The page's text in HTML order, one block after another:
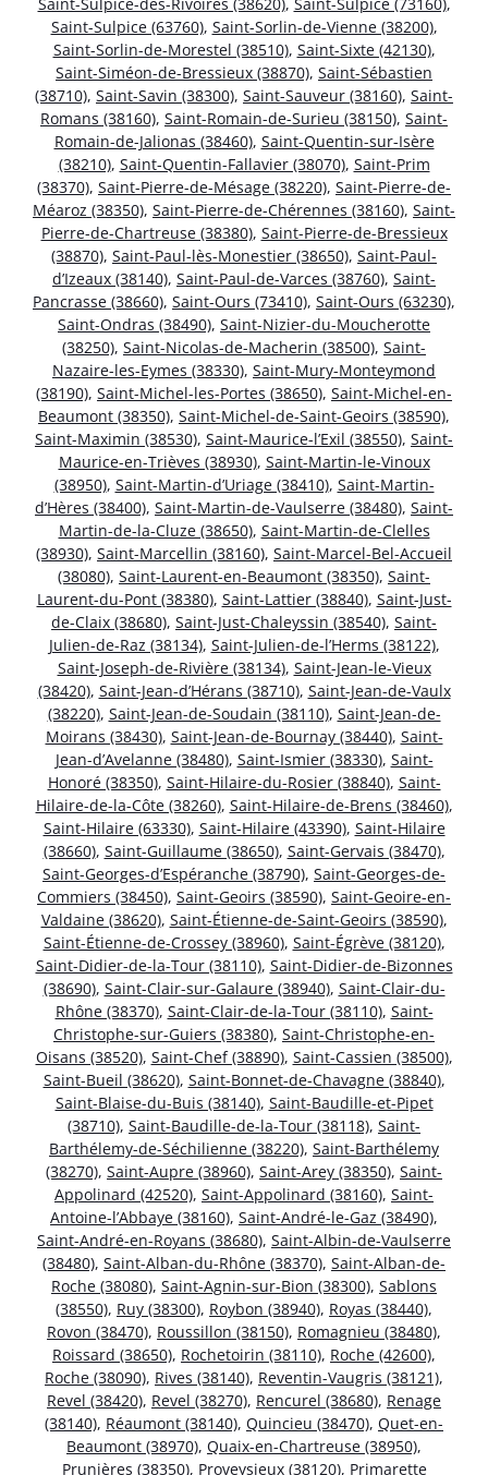
Saint-Sulpice (63760), Saint-Sorlin-de-Vienne (38200),
Saint-Sorlin-de-Morestel (38510), Saint-Sixte (42130),
Saint-Siméon-de-Bressieux (38870), Saint-Sébastien
(38710), Saint-Savin (38300), Saint-Sauveur (38160), Saint-
Romans (38160), Saint-Romain-de-Surieu (38150), Saint-
Romain-de-Jalionas (38460), Saint-Quentin-sur-Isère
(38210), Saint-Quentin-Fallavier (38070), Saint-Prim
(38370), Saint-Pierre-de-Mésage (38220), Saint-Pierre-de-
Méaroz (38350), Saint-Pierre-de-Chérennes (38160), Saint-
Pierre-de-Chartreuse (38380), Saint-Pierre-de-Bressieux
(38870), Saint-Paul-lès-Monestier (38650), Saint-Paul-
d’Izeaux (38140), Saint-Paul-de-Varces (38760), Saint-
Pancrasse (38660), Saint-Ours (73410), Saint-Ours (63230),
Saint-Ondras (38490), Saint-Nizier-du-Moucherotte
(38250), Saint-Nicolas-de-Macherin (38500), Saint-
Nazaire-les-Eymes (38330), Saint-Mury-Monteymond
(38190), Saint-Michel-les-Portes (38650), Saint-Michel-en-
Beaumont (38350), Saint-Michel-de-Saint-Geoirs (38590),
Saint-Maximin (38530), Saint-Maurice-l’Exil (38550), Saint-
Maurice-en-Trièves (38930), Saint-Martin-le-Vinoux
(38950), Saint-Martin-d’Uriage (38410), Saint-Martin-
d’Hères (38400), Saint-Martin-de-Vaulserre (38480), Saint-
Martin-de-la-Cluze (38650), Saint-Martin-de-Clelles
(38930), Saint-Marcellin (38160), Saint-Marcel-Bel-Accueil
(38080), Saint-Laurent-en-Beaumont (38350), Saint-
Laurent-du-Pont (38380), Saint-Lattier (38840), Saint-Just-
de-Claix (38680), Saint-Just-Chaleyssin (38540), Saint-
Julien-de-Raz (38134), Saint-Julien-de-l’Herms (38122),
Saint-Joseph-de-Rivière (38134), Saint-Jean-le-Vieux
(38420), Saint-Jean-d’Hérans (38710), Saint-Jean-de-Vaulx
(38220), Saint-Jean-de-Soudain (38110), Saint-Jean-de-
Moirans (38430), Saint-Jean-de-Bournay (38440), Saint-
Jean-d’Avelanne (38480), Saint-Ismier (38330), Saint-
Honoré (38350), Saint-Hilaire-du-Rosier (38840), Saint-
Hilaire-de-la-Côte (38260), Saint-Hilaire-de-Brens (38460),
Saint-Hilaire (63330), Saint-Hilaire (43390), Saint-Hilaire
(38660), Saint-Guillaume (38650), Saint-Gervais (38470),
Saint-Georges-d’Espéranche (38790), Saint-Georges-de-
Commiers (38450), Saint-Geoirs (38590), Saint-Geoire-en-
Valdaine (38620), Saint-Étienne-de-Saint-Geoirs (38590),
Saint-Étienne-de-Crossey (38960), Saint-Égrève (38120),
Saint-Didier-de-la-Tour (38110), Saint-Didier-de-Bizonnes
(38690), Saint-Clair-sur-Galaure (38940), Saint-Clair-du-
Rhône (38370), Saint-Clair-de-la-Tour (38110), Saint-
Christophe-sur-Guiers (38380), Saint-Christophe-en-
Oisans (38520), Saint-Chef (38890), Saint-Cassien (38500),
Saint-Bueil (38620), Saint-Bonnet-de-Chavagne (38840),
Saint-Blaise-du-Buis (38140), Saint-Baudille-et-Pipet
(38710), Saint-Baudille-de-la-Tour (38118), Saint-
Barthélemy-de-Séchilienne (38220), Saint-Barthélemy
(38270), Saint-Aupre (38960), Saint-Arey (38350), Saint-
Appolinard (42520), Saint-Appolinard (38160), Saint-
Antoine-l’Abbaye (38160), Saint-André-le-Gaz (38490),
Saint-André-en-Royans (38680), Saint-Albin-de-Vaulserre
(38480), Saint-Alban-du-Rhône (38370), Saint-Alban-de-
Roche (38080), Saint-Agnin-sur-Bion (38300), Sablons
(38550), Ruy (38300), Roybon (38940), Royas (38440),
Rovon (38470), Roussillon (38150), Romagnieu (38480),
Roissard (38650), Rochetoirin (38110), Roche (42600),
Roche (38090), Rives (38140), Reventin-Vaugris (38121),
Revel (38420), Revel (38270), Rencurel (38680), Renage
(38140), Réaumont (38140), Quincieu (38470), Quet-en-
Beaumont (38970), Quaix-en-Chartreuse (38950),
Prunières (38350), Proveysieux (38120), Primarette